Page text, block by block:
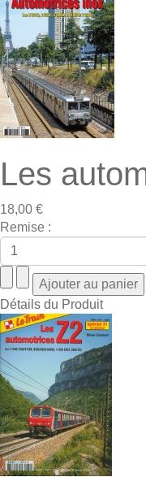
Les
18,00 €
Remise :
Détails du Produit